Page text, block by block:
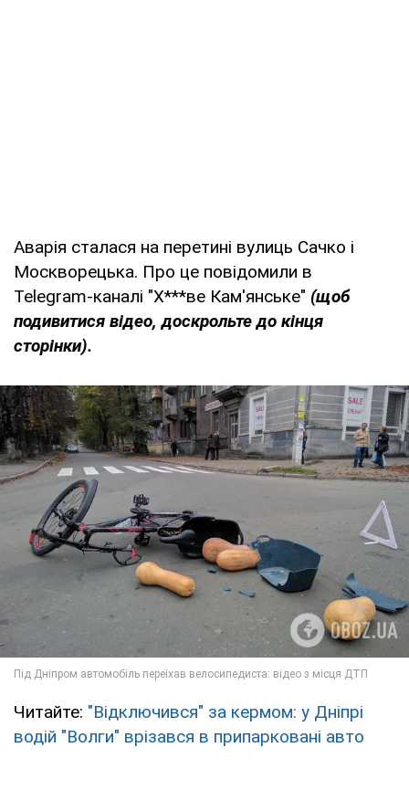
Аварія сталася на перетині вулиць Сачко і
Москворецька. Про це повідомили в
Telegram-каналі "Х***ве Кам'янське" (щоб
подивитися відео, доскрольте до кінця
сторінки).
Читайте: "Відключився" за кермом: у Дніпрі
водій "Волги" врізався в припарковані авто